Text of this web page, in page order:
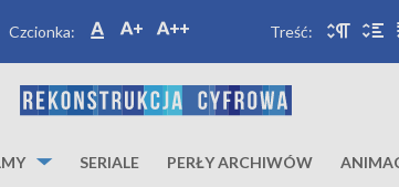
Czcionka: Treść:
SERIALE PERŁY ARCHIWÓW